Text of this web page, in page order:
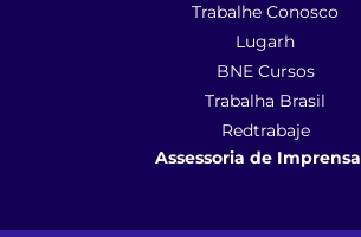
Trabalhe Conosco
Lugarh
BNE Cursos
Trabalha Brasil
Redtrabaje
Assessoria de Imprensa
(41) 9 9102-1413